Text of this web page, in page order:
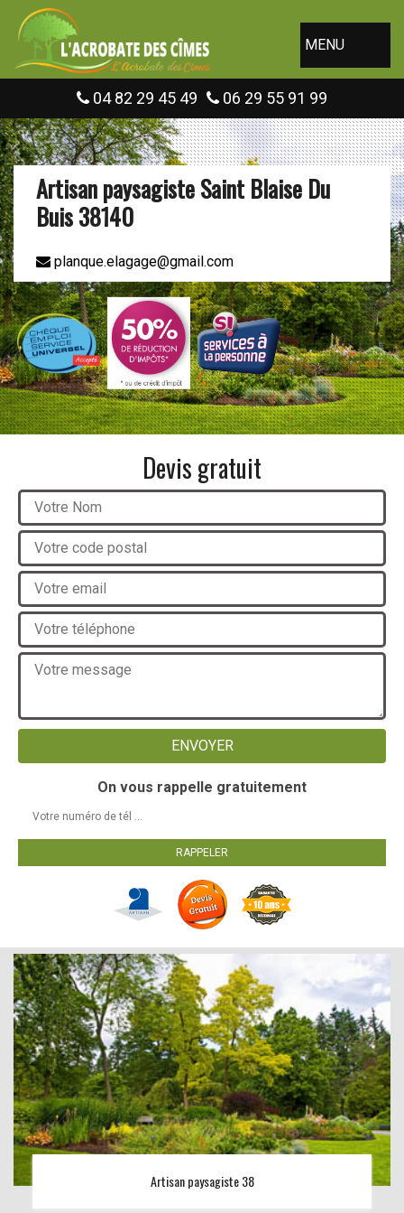
MENU
04 82 29 45 49 06 29 55 91 99
Artisan paysagiste Saint Blaise Du
Buis 38140
planque.elagage@gmail.com
Devis gratuit
On vous rappelle gratuitement
Artisan paysagiste 38